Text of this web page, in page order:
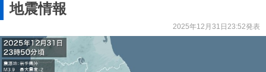
地震情報
2025年12月31日23:52発表